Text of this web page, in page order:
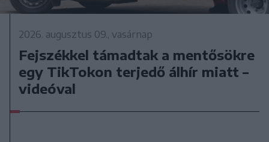
2026. augusztus 09., vasárnap
Fejszékkel támadtak a mentősökre
egy TikTokon terjedő álhír miatt –
videóval